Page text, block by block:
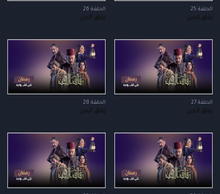
الحلقة 25
زقاق الجن
الحلقة 26
زقاق الجن
الحلقة 27
زقاق الجن
الحلقة 28
زقاق الجن